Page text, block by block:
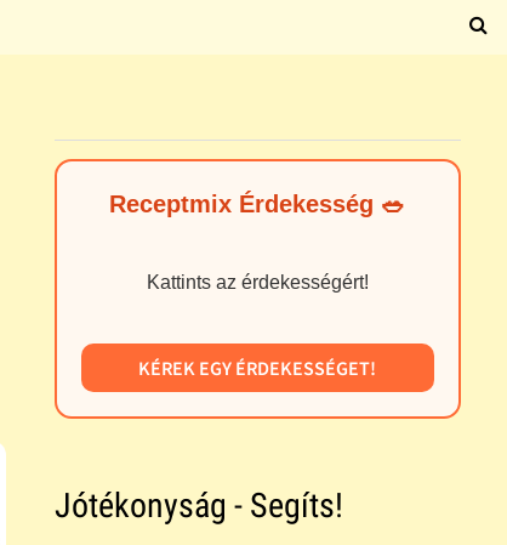
Receptmix Érdekesség 🥗
Kattints az érdekességért!
KÉREK EGY ÉRDEKESSÉGET!
Jótékonyság - Segíts!